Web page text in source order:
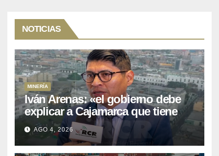
Iván Arenas: «el gobierno debe
explicar a Cajamarca que tiene
US$ 16 mil millones en proyectos
mineros para salir de la pobreza
AGO 4, 2026